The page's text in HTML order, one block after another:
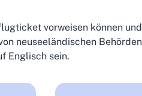
vorweisen können
neuseeländischen
Englisch sein.